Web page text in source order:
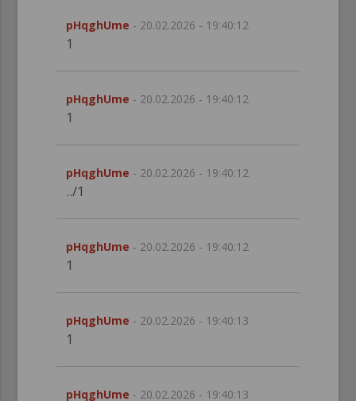
pHqghUme - 20.02.2026 - 19:40:12
1
pHqghUme - 20.02.2026 - 19:40:12
1
pHqghUme - 20.02.2026 - 19:40:12
../1
pHqghUme - 20.02.2026 - 19:40:12
1
pHqghUme - 20.02.2026 - 19:40:13
1
pHqghUme - 20.02.2026 - 19:40:13